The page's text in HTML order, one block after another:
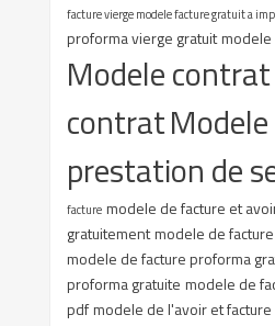
facture vierge modele facture gratuit a
proforma vierge gratuit modele
Modele contrat
contrat
prestation de
facture modele de facture et
gratuitement modele de
modele de facture proforma
proforma gratuite modele de
pdf modele de l'avoir et